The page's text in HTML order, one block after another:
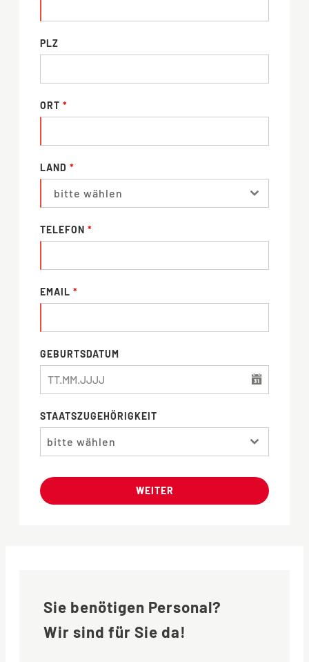
PLZ
ORT *
LAND *
bitte wählen
TELEFON *
EMAIL *
GEBURTSDATUM
STAATSZUGEHÖRIGKEIT
bitte wählen
WEITER
Sie benötigen Personal?
Wir sind für Sie da!